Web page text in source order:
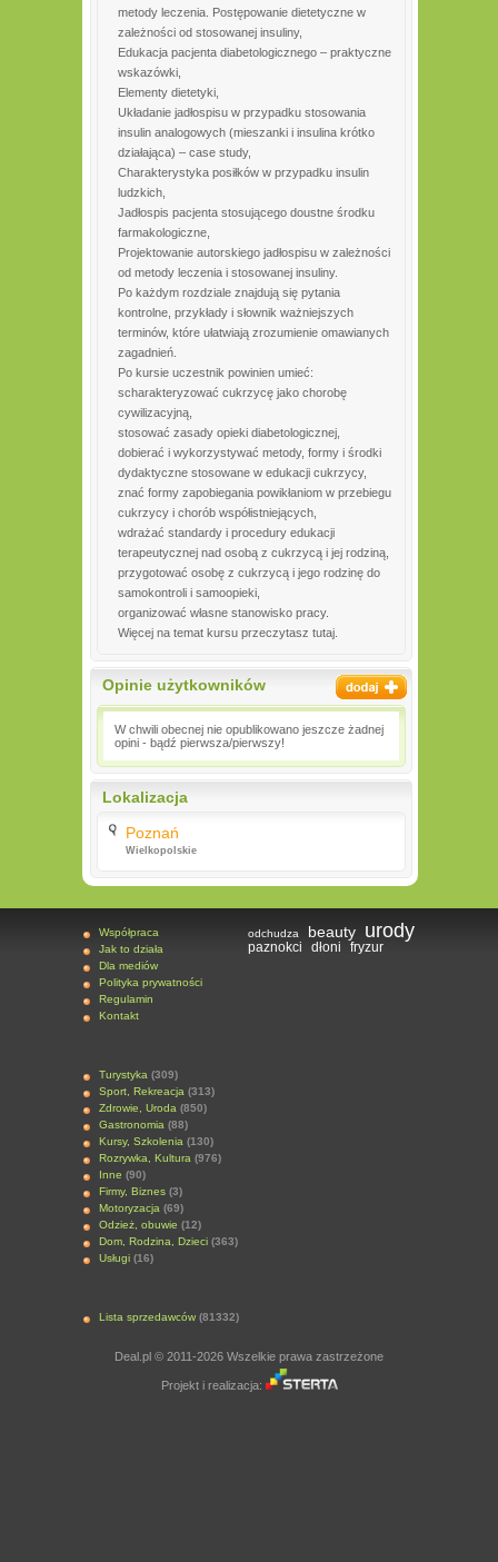
metody leczenia. Postępowanie dietetyczne w
zależności od stosowanej insuliny,
Edukacja pacjenta diabetologicznego – praktyczne
wskazówki,
Elementy dietetyki,
Układanie jadłospisu w przypadku stosowania
insulin analogowych (mieszanki i insulina krótko
działająca) – case study,
Charakterystyka posiłków w przypadku insulin
ludzkich,
Jadłospis pacjenta stosującego doustne środku
farmakologiczne,
Projektowanie autorskiego jadłospisu w zależności
od metody leczenia i stosowanej insuliny.
Po każdym rozdziale znajdują się pytania
kontrolne, przykłady i słownik ważniejszych
terminów, które ułatwiają zrozumienie omawianych
zagadnień.
Po kursie uczestnik powinien umieć:
scharakteryzować cukrzycę jako chorobę
cywilizacyjną,
stosować zasady opieki diabetologicznej,
dobierać i wykorzystywać metody, formy i środki
dydaktyczne stosowane w edukacji cukrzycy,
znać formy zapobiegania powikłaniom w przebiegu
cukrzycy i chorób współistniejących,
wdrażać standardy i procedury edukacji
terapeutycznej nad osobą z cukrzycą i jej rodziną,
przygotować osobę z cukrzycą i jego rodzinę do
samokontroli i samoopieki,
organizować własne stanowisko pracy.
Więcej na temat kursu przeczytasz tutaj.
Opinie użytkowników
W chwili obecnej nie opublikowano jeszcze żadnej
opini - bądź pierwsza/pierwszy!
Lokalizacja
Poznań
Wielkopolskie
Współpraca
Jak to działa
Dla mediów
Polityka prywatności
Regulamin
Kontakt
Turystyka (309)
Sport, Rekreacja (313)
Zdrowie, Uroda (850)
Gastronomia (88)
Kursy, Szkolenia (130)
Rozrywka, Kultura (976)
Inne (90)
Firmy, Biznes (3)
Motoryzacja (69)
Odzież, obuwie (12)
Dom, Rodzina, Dzieci (363)
Usługi (16)
Lista sprzedawców (81332)
odchudza beauty urody
paznokci dłoni fryzur
Deal.pl © 2011-2026 Wszelkie prawa zastrzeżone
Projekt i realizacja: